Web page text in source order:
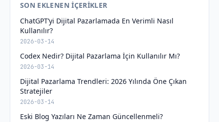
SON EKLENEN İÇERIKLER
ChatGPT’yi Dijital Pazarlamada En Verimli Nasıl
Kullanılır?
2026-03-14
Codex Nedir? Dijital Pazarlama İçin Kullanılır Mı?
2026-03-14
Dijital Pazarlama Trendleri: 2026 Yılında Öne Çıkan
Stratejiler
2026-03-14
Eski Blog Yazıları Ne Zaman Güncellenmeli?